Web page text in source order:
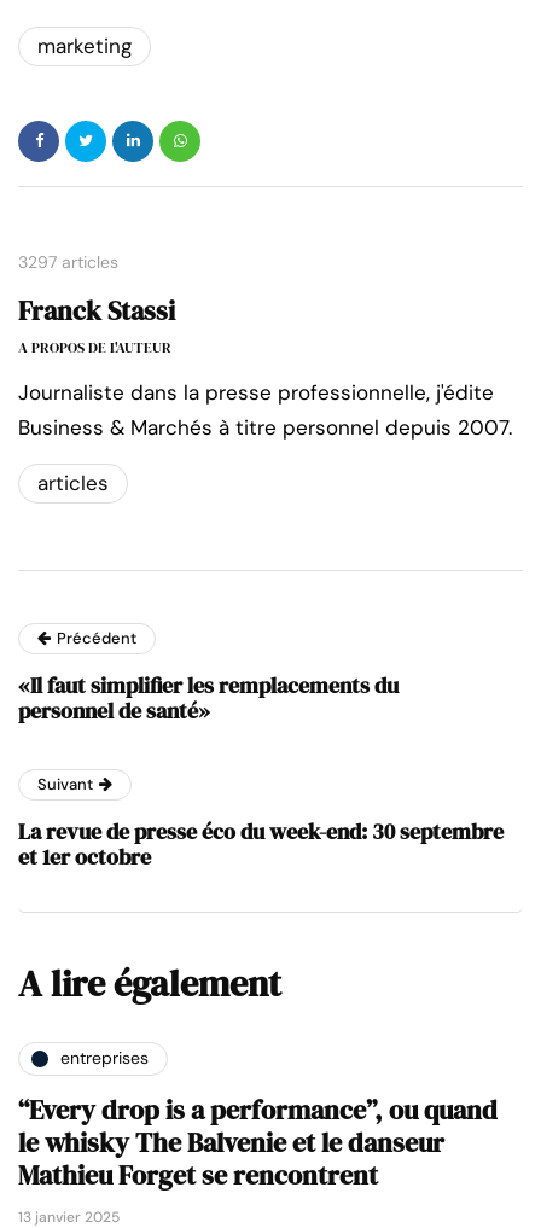
marketing
3297 articles
Franck Stassi
A PROPOS DE L'AUTEUR
Journaliste dans la presse professionnelle, j'édite
Business & Marchés à titre personnel depuis 2007.
articles
Précédent
«Il faut simplifier les remplacements du
personnel de santé»
Suivant
La revue de presse éco du week-end: 30 septembre
et 1er octobre
A lire également
entreprises
“Every drop is a performance”, ou quand
le whisky The Balvenie et le danseur
Mathieu Forget se rencontrent
13 janvier 2025